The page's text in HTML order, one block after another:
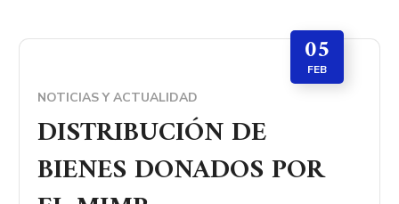
05
FEB
NOTICIAS Y ACTUALIDAD
DISTRIBUCIÓN DE
BIENES DONADOS POR